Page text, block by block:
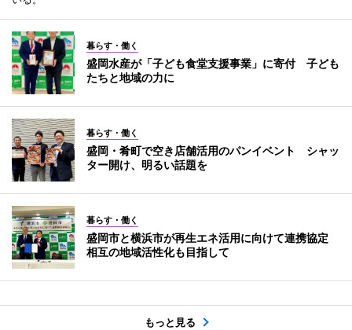
暮らす・働く
盛岡水産が「子ども食堂支援事業」に寄付 子ども
たちと地域の力に
暮らす・働く
盛岡・肴町で空き店舗活用のパンイベント シャッ
ター開け、明るい話題を
暮らす・働く
盛岡市と横浜市が再生エネ活用に向けて連携協定
相互の地域活性化も目指して
もっと見る